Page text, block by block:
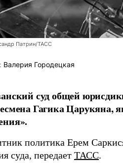
Патрин/ТАСС
Валерия Городецкая
суд общей
Гагика Царукяна,
политика Ерем
суда, передает ТАСС.